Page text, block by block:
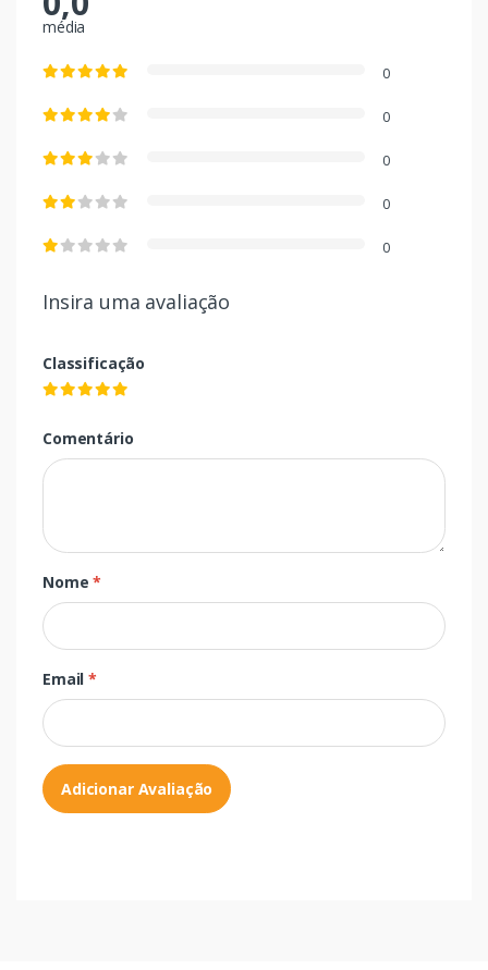
média
0
0
0
0
0
Insira uma avaliação
Classificação
Comentário
Nome*
Email*
Adicionar Avaliação